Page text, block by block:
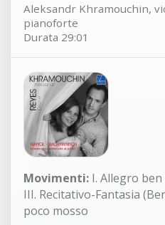
Aleksandr Khramouchin,
pianoforte
Durata 29:01
Movimenti: I. Allegro
III. Recitativo-Fantasia
poco mosso